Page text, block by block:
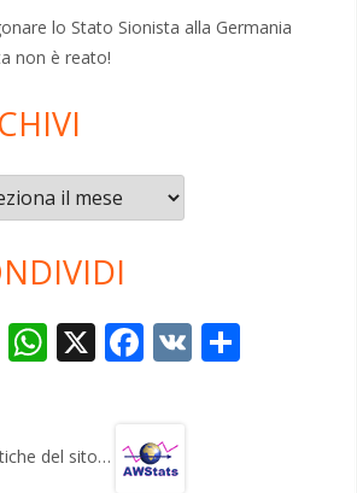
lo Stato Sionista alla Germania
non è reato!
T
gr
W
s
X F
b
V
del sito…